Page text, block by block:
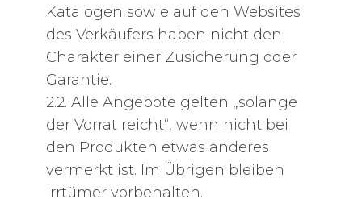
Katalogen sowie auf den Websites
des Verkäufers haben nicht den
Charakter einer Zusicherung oder
Garantie.
2.2. Alle Angebote gelten „solange
der Vorrat reicht“, wenn nicht bei
den Produkten etwas anderes
vermerkt ist. Im Übrigen bleiben
Irrtümer vorbehalten.